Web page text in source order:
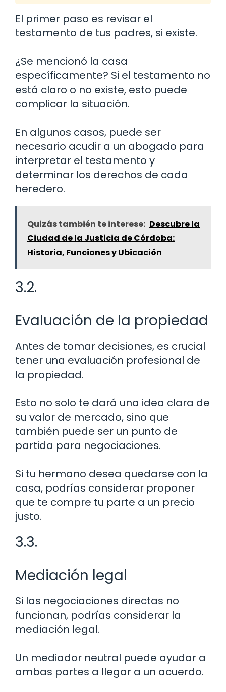
El primer paso es revisar el
testamento de tus padres, si existe.
¿Se mencionó la casa
específicamente? Si el testamento no
está claro o no existe, esto puede
complicar la situación.
En algunos casos, puede ser
necesario acudir a un abogado para
interpretar el testamento y
determinar los derechos de cada
heredero.
Quizás también te interese: Descubre la
Ciudad de la Justicia de Córdoba:
Historia, Funciones y Ubicación
3.2.
Evaluación de la propiedad
Antes de tomar decisiones, es crucial
tener una evaluación profesional de
la propiedad.
Esto no solo te dará una idea clara de
su valor de mercado, sino que
también puede ser un punto de
partida para negociaciones.
Si tu hermano desea quedarse con la
casa, podrías considerar proponer
que te compre tu parte a un precio
justo.
3.3.
Mediación legal
Si las negociaciones directas no
funcionan, podrías considerar la
mediación legal.
Un mediador neutral puede ayudar a
ambas partes a llegar a un acuerdo.